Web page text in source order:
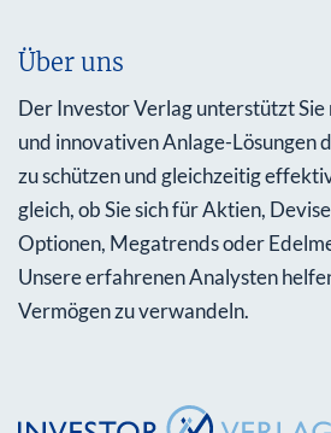
Über uns
Der Investor Verlag unterstützt Sie
und innovativen Anlage-Lösungen
zu schützen und gleichzeitig
gleich, ob Sie sich für Aktien,
Optionen, Megatrends oder
Unsere erfahrenen Analysten
Vermögen zu verwandeln.